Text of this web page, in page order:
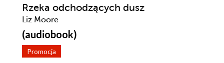
Rzeka odchodzących dusz
Liz Moore
(audiobook)
Promocja